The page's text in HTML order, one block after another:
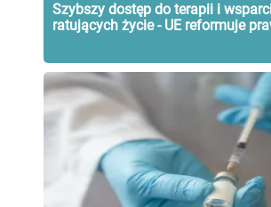
Szybszy dostęp do terapii i
ratujących życie - UE reformuje